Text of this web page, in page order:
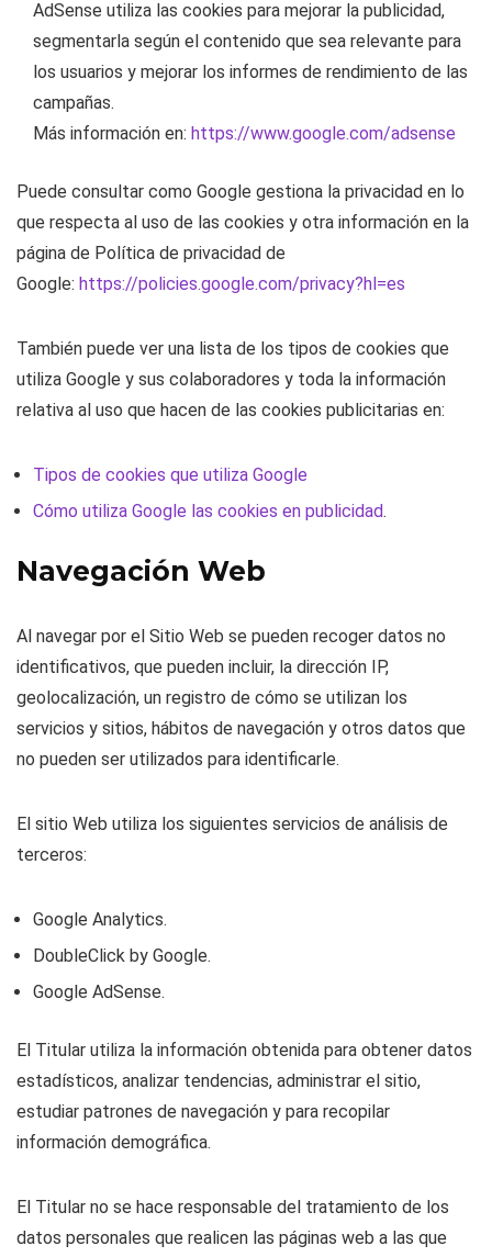
AdSense utiliza las cookies para mejorar la publicidad,
segmentarla según el contenido que sea relevante para
los usuarios y mejorar los informes de rendimiento de las
campañas.
Más información en: https://www.google.com/adsense
Puede consultar como Google gestiona la privacidad en lo
que respecta al uso de las cookies y otra información en la
página de Política de privacidad de
Google: https://policies.google.com/privacy?hl=es
También puede ver una lista de los tipos de cookies que
utiliza Google y sus colaboradores y toda la información
relativa al uso que hacen de las cookies publicitarias en:
Tipos de cookies que utiliza Google
Cómo utiliza Google las cookies en publicidad.
Navegación Web
Al navegar por el Sitio Web se pueden recoger datos no
identificativos, que pueden incluir, la dirección IP,
geolocalización, un registro de cómo se utilizan los
servicios y sitios, hábitos de navegación y otros datos que
no pueden ser utilizados para identificarle.
El sitio Web utiliza los siguientes servicios de análisis de
terceros:
Google Analytics.
DoubleClick by Google.
Google AdSense.
El Titular utiliza la información obtenida para obtener datos
estadísticos, analizar tendencias, administrar el sitio,
estudiar patrones de navegación y para recopilar
información demográfica.
El Titular no se hace responsable del tratamiento de los
datos personales que realicen las páginas web a las que